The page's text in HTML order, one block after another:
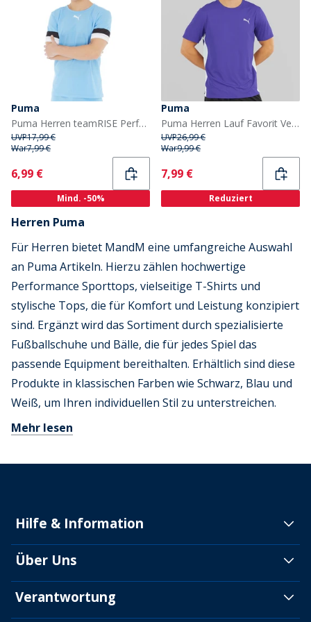
Puma
Puma Herren teamRISE Performance Sporttops Blau
UVP17,99 €
War7,99 €
Current
6,99 €
Mind. -50%
Puma
Puma Herren Lauf Favorit Velocity Laufoberteil Lapis Lazuli
UVP26,99 €
War9,99 €
Current
7,99 €
Reduziert
Herren Puma
Für Herren bietet MandM eine umfangreiche Auswahl
an Puma Artikeln. Hierzu zählen hochwertige
Performance Sporttops, vielseitige T-Shirts und
stylische Tops, die für Komfort und Leistung konzipiert
sind. Ergänzt wird das Sortiment durch spezialisierte
Fußballschuhe und Bälle, die für jedes Spiel das
passende Equipment bereithalten. Erhältlich sind diese
Produkte in klassischen Farben wie Schwarz, Blau und
Weiß, um Ihren individuellen Stil zu unterstreichen.
Mehr lesen
Hilfe & Information
Über Uns
Verantwortung